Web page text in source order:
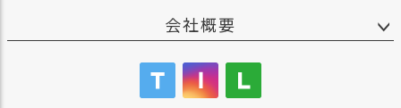
会社概要